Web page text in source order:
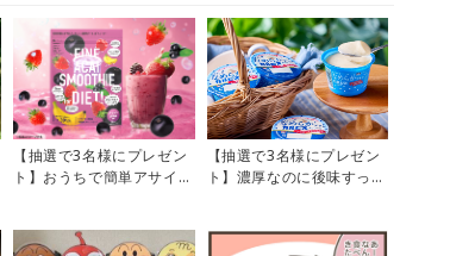
【抽選で3名様にプレゼン
ト】おうちで簡単アサイー
【抽選で3名様にプレゼン
ト】濃厚なのに後味すっき